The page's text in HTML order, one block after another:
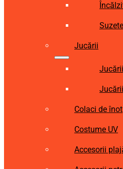
Jucării
Colaci de înot
Costume UV
Accesorii